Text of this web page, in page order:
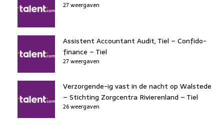
27 weergaven
Assistent Accountant Audit, Tiel – Confido-
finance – Tiel
27 weergaven
Verzorgende-ig vast in de nacht op Walstede
– Stichting Zorgcentra Rivierenland – Tiel
26 weergaven